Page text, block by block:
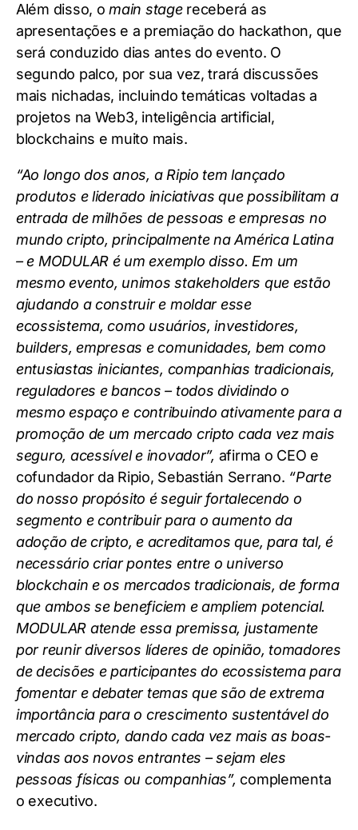
Além disso, omain stagereceberá as
apresentações e a premiação do hackathon, que
será conduzido dias antes do evento. O
segundo palco, por sua vez, trará discussões
mais nichadas, incluindo temáticas voltadas a
projetos na Web3, inteligência artificial,
blockchains e muito mais.
“Ao longo dos anos, a Ripio tem lançado
produtos e liderado iniciativas que possibilitam a
entrada de milhões de pessoas e empresas no
mundo cripto, principalmente na América Latina
– e MODULAR é um exemplo disso. Em um
mesmo evento, unimos stakeholders que estão
ajudando a construir e moldar esse
ecossistema, como usuários, investidores,
builders, empresas e comunidades, bem como
entusiastas iniciantes, companhias tradicionais,
reguladores e bancos – todos dividindo o
mesmo espaço e contribuindo ativamente para a
promoção de um mercado cripto cada vez mais
seguro, acessível e inovador”, afirma o CEO e
cofundador da Ripio, Sebastián Serrano. “Parte
do nosso propósito é seguir fortalecendo o
segmento e contribuir para o aumento da
adoção de cripto, e acreditamos que, para tal, é
necessário criar pontes entre o universo
blockchain e os mercados tradicionais, de forma
que ambos se beneficiem e ampliem potencial.
MODULAR atende essa premissa, justamente
por reunir diversos líderes de opinião, tomadores
de decisões e participantes do ecossistema para
fomentar e debater temas que são de extrema
importância para o crescimento sustentável do
mercado cripto, dando cada vez mais as boas-
vindas aos novos entrantes – sejam eles
pessoas físicas ou companhias”, complementa
o executivo.